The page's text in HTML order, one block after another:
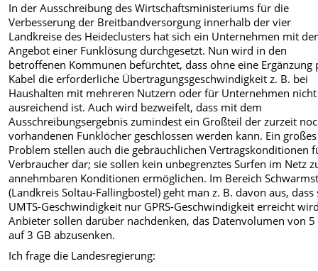
In der Ausschreibung des Wirtschaftsministeriums für die
Verbesserung der Breitbandversorgung innerhalb der vier
Landkreise des Heideclusters hat sich ein Unternehmen mit
Angebot einer Funklösung durchgesetzt. Nun wird in den
betroffenen Kommunen befürchtet, dass ohne eine Ergänzung
Kabel die erforderliche Übertragungsgeschwindigkeit z. B. bei
Haushalten mit mehreren Nutzern oder für Unternehmen nicht
ausreichend ist. Auch wird bezweifelt, dass mit dem
Ausschreibungsergebnis zumindest ein Großteil der zurzeit
vorhandenen Funklöcher geschlossen werden kann. Ein großes
Problem stellen auch die gebräuchlichen Vertragskonditionen
Verbraucher dar; sie sollen kein unbegrenztes Surfen im Netz
annehmbaren Konditionen ermöglichen. Im Bereich
(Landkreis Soltau-Fallingbostel) geht man z. B. davon aus, dass
UMTS-Geschwindigkeit nur GPRS-Geschwindigkeit erreicht
Anbieter sollen darüber nachdenken, das Datenvolumen von 5
auf 3 GB abzusenken.
Ich frage die Landesregierung: